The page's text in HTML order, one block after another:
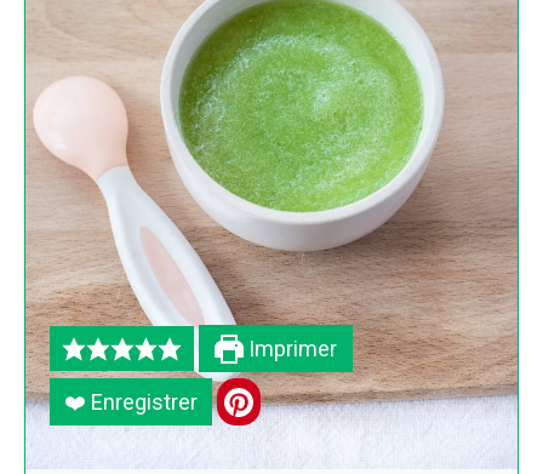
Imprimer
❤️ Enregistrer